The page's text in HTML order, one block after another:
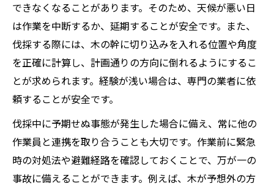
できなくなることがあります。そのため、天候が悪い日
は作業を中断するか、延期することが安全です。また、
伐採する際には、木の幹に切り込みを入れる位置や角度
を正確に計算し、計画通りの方向に倒れるようにするこ
とが求められます。経験が浅い場合は、専門の業者に依
頼することが安全です。
伐採中に予期せぬ事態が発生した場合に備え、常に他の
作業員と連携を取り合うことも大切です。作業前に緊急
時の対処法や避難経路を確認しておくことで、万が一の
事故に備えることができます。例えば、木が予想外の方